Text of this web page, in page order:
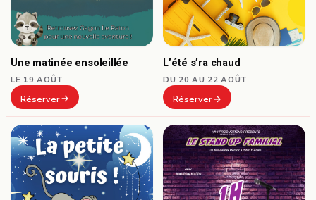
Une matinée ensoleillée
LE 19 AOÛT
Réserver
L’été s’ra chaud
DU 20 AU 22 AOÛT
Réserver